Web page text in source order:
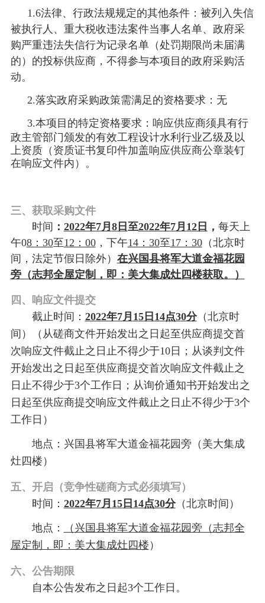
1.6法律、行政法规规定的其他条件：被列入失信
被执行人、重大税收违法案件当事人名单、政府采
购严重违法失信行为记录名单（处罚期限尚未届满
的）的投标供应商，不得参与本项目的政府采购活
动。
2.落实政府采购政策需满足的资格要求：无
3.本项目的特定资格要求： 响应供应商须具有行
政主管部门颁发的有效工程设计水利行业乙级及以
上资质（ 资质证书复印件加盖响应供应商公章装钉
在响应文件内） 。
三、获取采购文件
时间 ： 2022年7月 8日 至2022年7月 12日 ， 每天上
午08：30至12：00，下午14：30至17：30（北京时
间，法定节假日除外） 在兴国县将军大道金福花园
旁（志邦全屋定制，即： 美大集成灶四楼获取。）
四、响应文件提交
截止时间： 2022年7月 15日 14点30分（北京时
间）（从磋商文件开始发出之日起至供应商提交首
次响应文件截止之日止不得少于10日；从谈判文件
开始发出之日起至供应商提交首次响应文件截止之
日止不得少于3个工作日；从询价通知书开始发出之
日起至供应商提交响应文件截止之日止不得少于3个
工作日）
地点：兴国县将军大道金福花园旁（美大集成
灶四楼）
五、开启 （竞争性磋商方式必须填写）
时间： 2022年7月 15日 14点30分（北京时间）
地点： （ 兴国县将军大道金福花园旁（志邦全
屋定制，即：美大集成灶四楼 ）
六、公告期限
自本公告发布之日起3个工作日。